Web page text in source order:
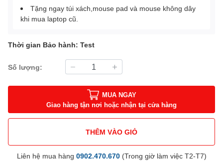
Tặng ngay túi xách,mouse pad và mouse không dây
khi mua laptop cũ.
Thời gian Bảo hành: Test
Số lượng:
MUA NGAY
Giao hàng tận nơi hoặc nhận tại cửa hàng
THÊM VÀO GIỎ
Liên hệ mua hàng 0902.470.670(Trong giờ làm việc T2-T7)